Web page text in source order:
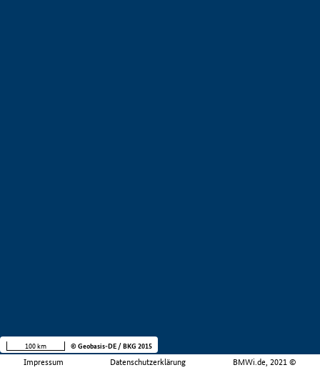
Impressum Datenschutzerklärung BMWi.de, 2021 ©
100 km © Geobasis-DE / BKG 2015